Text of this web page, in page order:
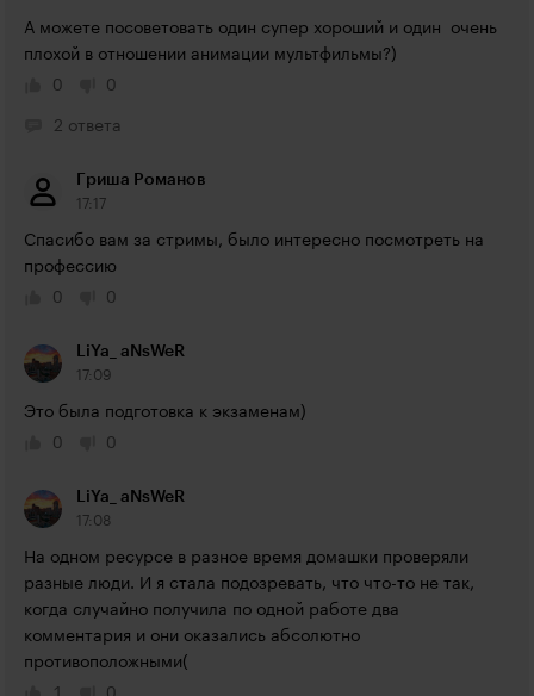
А можете посоветовать один супер хороший и один  очень
плохой в отношении анимации мультфильмы?)
0
0
2 ответа
Гриша Романов
17:17
Спасибо вам за стримы, было интересно посмотреть на
профессию
0
0
LiYa_ aNsWeR
17:09
Это была подготовка к экзаменам)
0
0
LiYa_ aNsWeR
17:08
На одном ресурсе в разное время домашки проверяли
разные люди. И я стала подозревать, что что-то не так,
когда случайно получила по одной работе два
комментария и они оказались абсолютно
противоположными(